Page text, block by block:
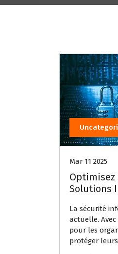
Mar 11 2025
Optimisez
Solutions
La sécurité
actuelle.
pour les
protéger